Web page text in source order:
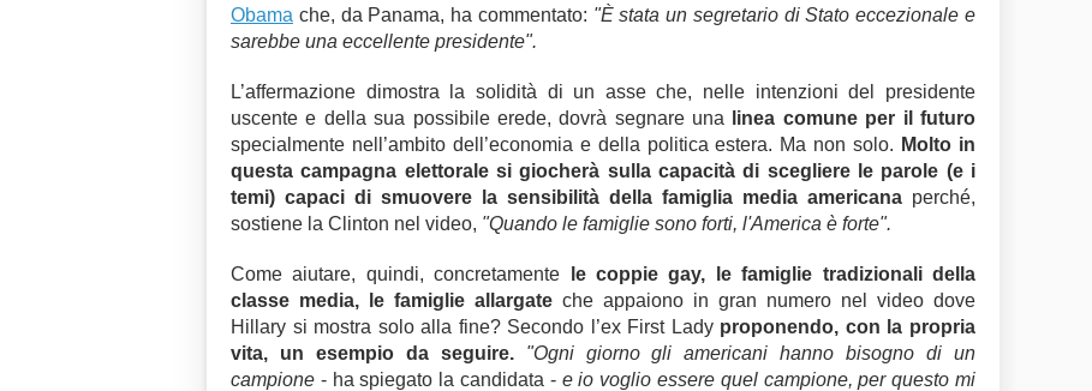
Obama che, da Panama, ha commentato: "È stata un segretario di Stato eccezionale e
sarebbe una eccellente presidente".
L’affermazione dimostra la solidità di un asse che, nelle intenzioni del presidente
uscente e della sua possibile erede, dovrà segnare una
linea comune per il futuro
specialmente nell’ambito dell’economia e della politica estera. Ma non solo. Molto in
questa campagna elettorale si giocherà sulla capacità di scegliere le parole (e i
temi) capaci di smuovere la sensibilità della famiglia media americana perché,
sostiene la Clinton nel video, "Quando le famiglie sono forti, l'America è forte".
Come aiutare, quindi, concretamente
le coppie gay, le famiglie tradizionali della
classe media, le famiglie allargate che appaiono in gran numero nel video dove
Hillary si mostra solo alla fine? Secondo l’ex First Lady proponendo, con la propria
vita, un esempio da seguire.
"Ogni giorno gli americani hanno bisogno di un
campione - ha spiegato la candidata - e io voglio essere quel campione, per questo mi